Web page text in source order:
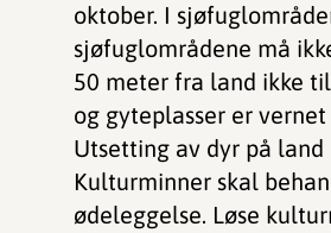
oktober. I
sjøfuglområdene må
50 meter fra land ikke
og gyteplasser er
Utsetting av dyr på
Kulturminner skal
ødeleggelse. Løse